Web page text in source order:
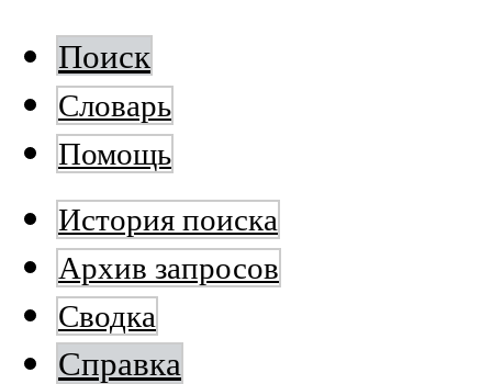
Поиск
Словарь
Помощь
История поиска
Архив запросов
Сводка
Справка